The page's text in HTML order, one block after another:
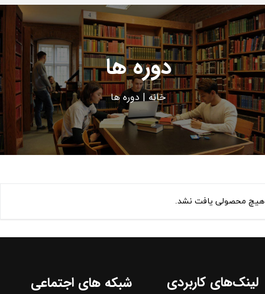
دوره ها
خانه|دوره ها
هیچ محصولی یافت نشد.
لینک‌های کاربردی شبکه های اجتماعی